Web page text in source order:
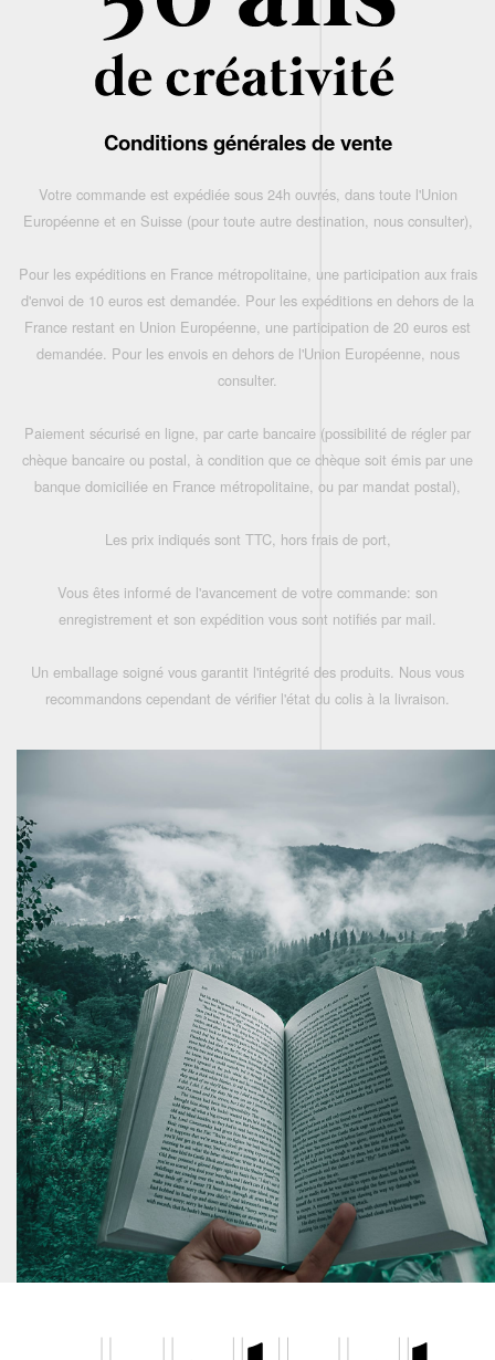
Conditions générales de vente
Votre commande est expédiée sous 24h ouvrés, dans toute l'Union
Européenne et en Suisse (pour toute autre destination, nous consulter),
Pour les expéditions en France métropolitaine, une participation aux frais
d'envoi de 10 euros est demandée. Pour les expéditions en dehors de la
France restant en Union Européenne, une participation de 20 euros est
demandée. Pour les envois en dehors de l'Union Européenne, nous
consulter.
Paiement sécurisé en ligne, par carte bancaire (possibilité de régler par
chèque bancaire ou postal, à condition que ce chèque soit émis par une
banque domiciliée en France métropolitaine, ou par mandat postal),
Les prix indiqués sont TTC, hors frais de port,
Vous êtes informé de l'avancement de votre commande: son
enregistrement et son expédition vous sont notifiés par mail.
Un emballage soigné vous garantit l'intégrité des produits. Nous vous
recommandons cependant de vérifier l'état du colis à la livraison.